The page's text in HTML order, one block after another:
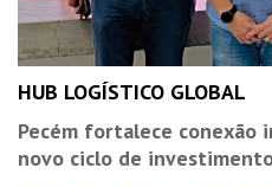
HUB LOGÍSTICO GLOBAL
Pecém fortalece conexão
novo ciclo de